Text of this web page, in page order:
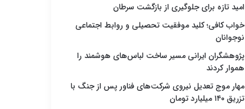
امید تازه برای جلوگیری از بازگشت سرطان
خواب کافی؛ کلید موفقیت تحصیلی و روابط اجتماعی
نوجوانان
پژوهشگران ایرانی مسیر ساخت لباس‌های هوشمند را
هموار کردند
مهار موج تعدیل نیروی شرکت‌های فناور پس از جنگ با
تزریق ۱۴۰ میلیارد تومان